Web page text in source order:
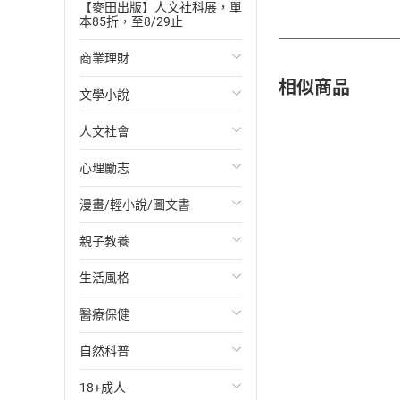
【麥田出版】人文社科展，單
本85折，至8/29止
商業理財
投資理財
經濟/趨勢
財務/金融
管理/領導
職場工作術
成功法
行銷/廣告
傳記
商務/商學
文學小說
歐美文學
日本文學
韓國文學
華文文學
經典文學
成長/家庭生活小說
懸疑/推理小說
科幻/奇幻小說
人文社會
國際關係
政治
社會科學
台灣/中國歷史
日/韓歷史
其他歷史/史學
法律
心理勵志
心靈成長/情緒
人際關係
兩性關係
心理學
漫畫/輕小說/圖文書
輕小說
奇幻/科幻
愛情故事
職場/社會寫實
懸疑/推理
親子教養
教育現場
兒童文學/故事
兒童科普/學習
育兒百科
生活風格
飲食/食譜
健身/美顏
運動/遊戲
醫療保健
健康/養生
常見疾病
自然科普
生物科學
18+成人
相似商品